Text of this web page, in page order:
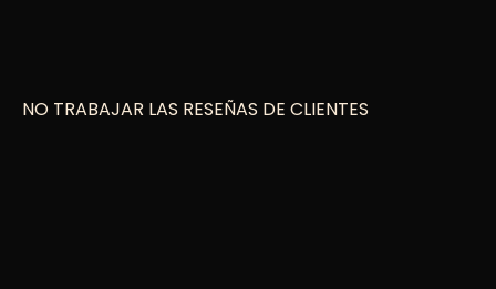
NO TRABAJAR LAS RESEÑAS DE CLIENTES